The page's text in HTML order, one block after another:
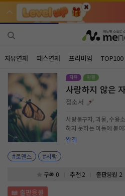
자유연재 패스연재 프리미엄 TOP100
사랑하지 않은
정소서
완결
사랑불구자, 괴물, 수용
하지 못하는 이들에 붙여지는 이름
에 희망사랑병원에 스스
의 걱정을 사는 감독대
는 너무나도 다른 괴물
#로맨스
#사랑
구독 0 추천 2 출판응원 2